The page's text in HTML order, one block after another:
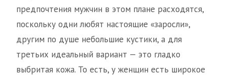
предпочтения мужчин в этом плане расходятся,
поскольку одни любят настоящие «заросли»,
другим по душе небольшие кустики, а для
третьих идеальный вариант — это гладко
выбритая кожа. То есть, у женщин есть широкое